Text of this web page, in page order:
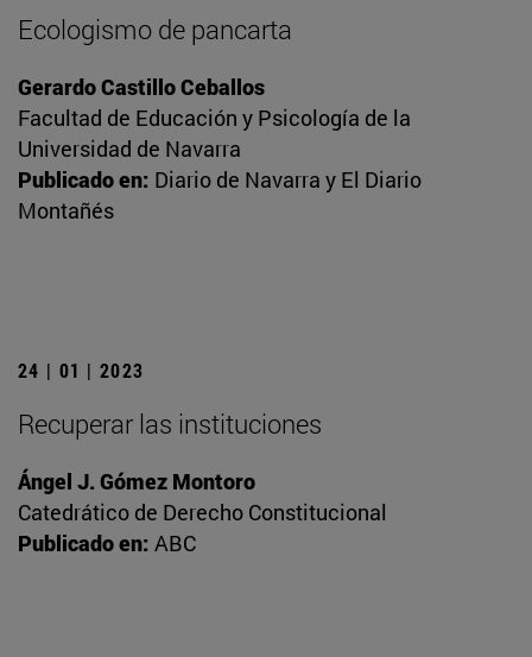
Ecologismo de pancarta
Gerardo Castillo Ceballos
Facultad de Educación y Psicología de la
Universidad de Navarra
Publicado en: Diario de Navarra y El Diario
Montañés
24 | 01 | 2023
Recuperar las instituciones
Ángel J. Gómez Montoro
Catedrático de Derecho Constitucional
Publicado en: ABC